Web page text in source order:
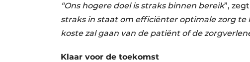
“Ons hogere doel is straks binnen bereik”,
straks in staat om efficiënter optimale zorg te
koste zal gaan van de patiënt of de
Klaar voor de toekomst